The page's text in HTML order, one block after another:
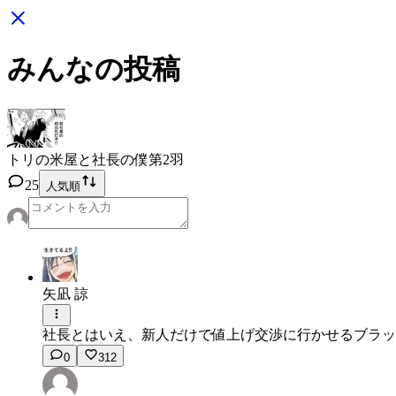
みんなの投稿
トリの米屋と社長の僕第2羽
25
人気順
矢凪 諒
社長とはいえ、新人だけで値上げ交渉に行かせるブラ
0 312